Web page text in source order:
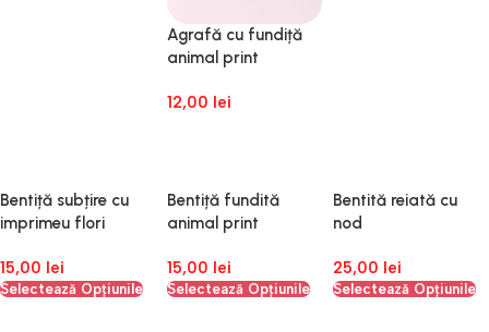
Agrafă cu fundiță
animal print
12,00 lei
Bentiță subțire cu
imprimeu flori
15,00 lei
Selectează Opțiunile
Bentiță fundită
animal print
15,00 lei
Selectează Opțiunile
Bentită reiată cu
nod
25,00 lei
Selectează Opțiunile